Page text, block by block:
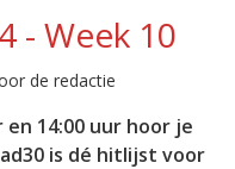
- Week 10
de redactie
en 14:00 uur hoor je
is dé hitlijst voor